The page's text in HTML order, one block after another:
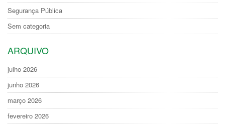
Segurança Pública
Sem categoria
ARQUIVO
julho 2026
junho 2026
março 2026
fevereiro 2026